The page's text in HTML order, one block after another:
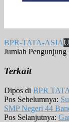
BPR-TATA-ASIA
Jumlah Pengunjung
Terkait
Dipos di BPR
Pos Sebelumnya:
SMP Negeri 44
Pos Selanjutnya: